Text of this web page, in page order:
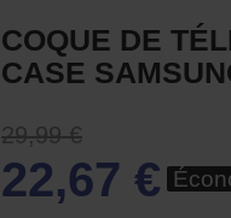
COQUE DE
CASE
29,99 €
22,67 €